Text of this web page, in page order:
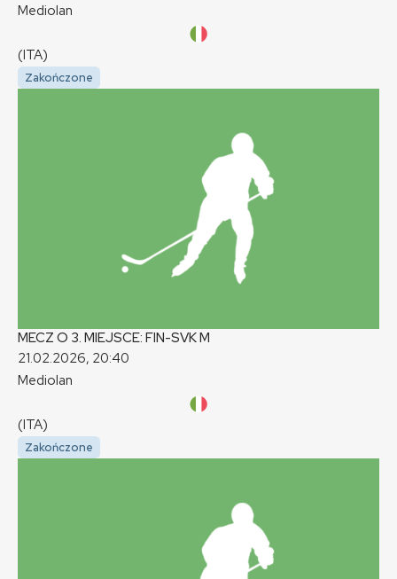
Mediolan
(ITA)
Zakończone
MECZ O 3. MIEJSCE: FIN-SVKM
21.02.2026, 20:40
Mediolan
(ITA)
Zakończone